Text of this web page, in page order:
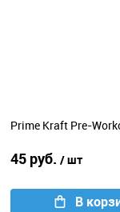
Prime Kraft Pre-
45 руб. / шт
В